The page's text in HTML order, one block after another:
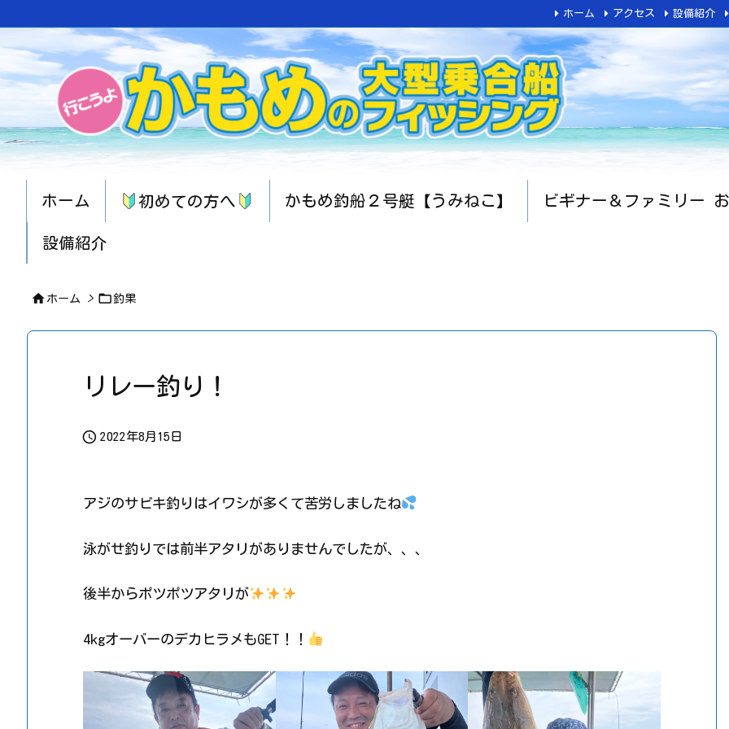
ホーム 初めての方へ かもめ釣船２号艇【うみねこ】 ビギナー＆ファミリー
設備紹介
ホーム アクセス 設備紹介
 ホーム > 釣果
リレー釣り！
 2022年8月15日
アジのサビキ釣りはイワシが多くて苦労しましたね
泳がせ釣りでは前半アタリがありませんでしたが、、、
後半からポツポツアタリが
4kgオーバーのデカヒラメもGET！！